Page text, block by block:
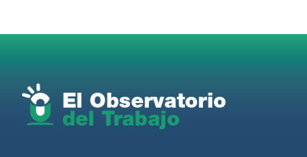
RT@casdcamioneros
1 1 Twitter